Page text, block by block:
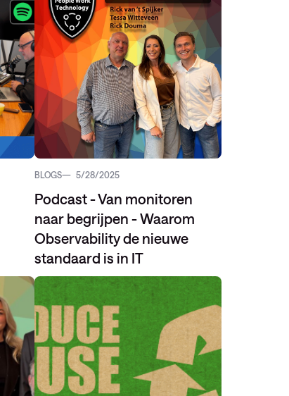
BLOGS 5/28/2025
Podcast - Van monitoren
naar begrijpen - Waarom
Observability de nieuwe
standaard is in IT